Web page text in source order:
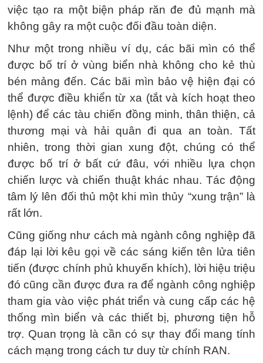
việc tạo ra một biện pháp răn đe đủ mạnh mà
không gây ra một cuộc đối đầu toàn diện.
Như một trong nhiều ví dụ, các bãi mìn có thể
được bố trí ở vùng biển nhà không cho kẻ thù
bén mảng đến. Các bãi mìn bảo vệ hiện đại có
thể được điều khiển từ xa (tắt và kích hoạt theo
lệnh) để các tàu chiến đồng minh, thân thiện, cả
thương mại và hải quân đi qua an toàn. Tất
nhiên, trong thời gian xung đột, chúng có thể
được bố trí ở bất cứ đâu, với nhiều lựa chọn
chiến lược và chiến thuật khác nhau. Tác động
tâm lý lên đối thủ một khi mìn thủy “xung trận” là
rất lớn.
Cũng giống như cách mà ngành công nghiệp đã
đáp lại lời kêu gọi về các sáng kiến ​​tên lửa tiên
tiến (được chính phủ khuyến khích), lời hiệu triệu
đó cũng cần được đưa ra để ngành công nghiệp
tham gia vào việc phát triển và cung cấp các hệ
thống mìn biển và các thiết bị, phương tiện hỗ
trợ. Quan trọng là cần có sự thay đổi mang tính
cách mạng trong cách tư duy từ chính RAN.